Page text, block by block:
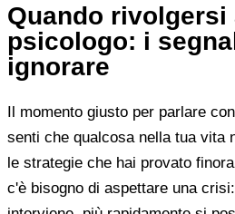
Quando rivolgersi
psicologo: i
ignorare
Il momento giusto per parlare
senti che qualcosa nella tua vita
le strategie che hai provato
c'è bisogno di aspettare una